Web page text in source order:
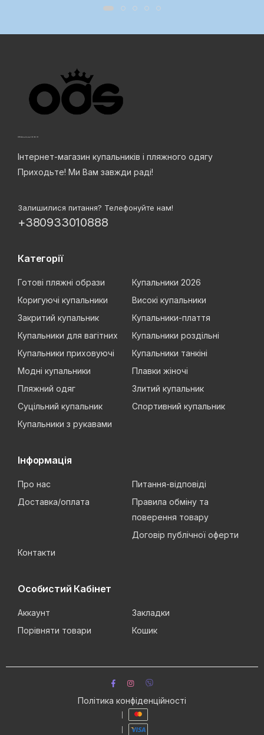
Інтернет-магазин купальників і пляжного одягу
Приходьте! Ми Вам завжди раді!
Залишилися питання? Телефонуйте нам!
+380933010888
Категорії
Готові пляжні образи
Купальники 2026
Коригуючі купальники
Високі купальники
Закритий купальник
Купальники-плаття
Купальники для вагітних
Купальники роздільні
Купальники приховуючі
Купальники танкіні
Модні купальники
Плавки жіночі
Пляжний одяг
Злитий купальник
Суцільний купальник
Спортивний купальник
Купальники з рукавами
Інформація
Про нас
Питання-відповіді
Доставка/оплата
Правила обміну та
поверення товару
Договір публічної оферти
Контакти
Особистий Кабінет
Аккаунт
Закладки
Порівняти товари
Кошик
Політика конфіденційності